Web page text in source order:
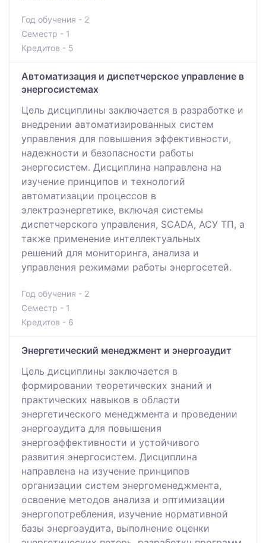
Год обучения - 2
Семестр - 1
Кредитов - 5
Автоматизация и диспетчерское управление в
энергосистемах
Цель дисциплины заключается в разработке и
внедрении автоматизированных систем
управления для повышения эффективности,
надежности и безопасности работы
энергосистем. Дисциплина направлена на
изучение принципов и технологий
автоматизации процессов в
электроэнергетике, включая системы
диспетчерского управления, SCADA, АСУ ТП, а
также применение интеллектуальных
решений для мониторинга, анализа и
управления режимами работы энергосетей.
Год обучения - 2
Семестр - 1
Кредитов - 6
Энергетический менеджмент и энергоаудит
Цель дисциплины заключается в
формировании теоретических знаний и
практических навыков в области
энергетического менеджмента и проведении
энергоаудита для повышения
энергоэффективности и устойчивого
развития энергосистем. Дисциплина
направлена на изучение принципов
организации систем энергоменеджмента,
освоение методов анализа и оптимизации
энергопотребления, изучение нормативной
базы энергоаудита, выполнение оценки